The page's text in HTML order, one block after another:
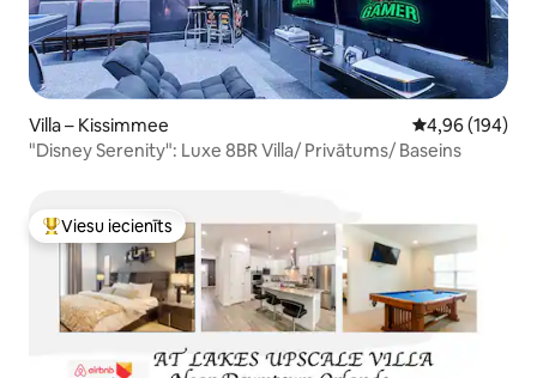
Villa – Kissimmee Vidējais
4,96 (194)
"Disney Serenity": Luxe 8BR Villa/ Privātums/ Baseins
Populārs viesu iecienīts mājoklis
Viesu iecienīts